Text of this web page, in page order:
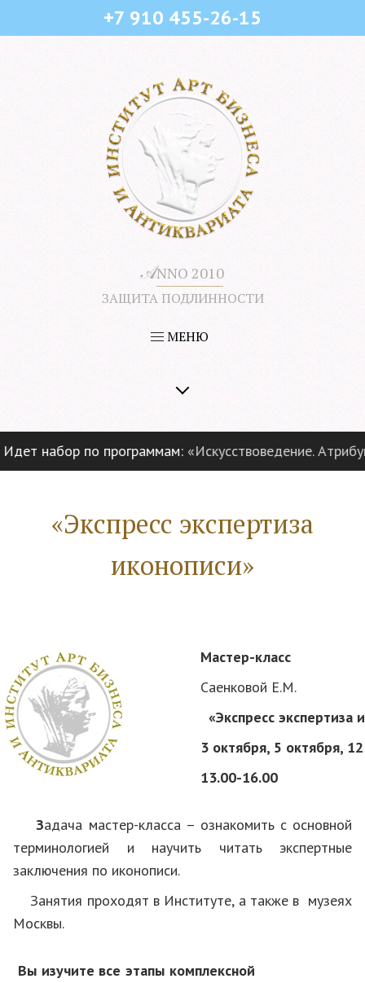
+7 910 455-26-15
𝒜NNO 2010
ЗАЩИТА ПОДЛИННОСТИ
МЕНЮ
набор по программам:«Искусствоведение.
«Экспресс экспертиза
иконописи»
Мастер-класс
Саенковой Е.М.
«Экспресс экспертиза
3 октября, 5 октября,
13.00-16.00
Задача мастер-класса – ознакомить с основной
терминологией и научить читать экспертные
заключения по иконописи.
Занятия проходят в Институте, а также в музеях
Москвы.
Вы изучите все этапы комплексной